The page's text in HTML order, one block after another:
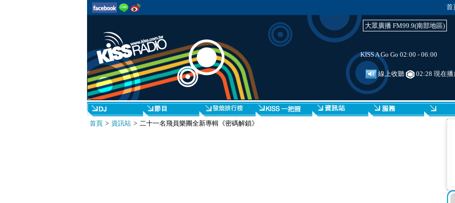
首
大眾廣播 FM99.9(南部地區)
KISS A Go Go 02:00 - 06:00
線上收聽 02:28 現在播
首頁> 資訊站> 二十一名飛員樂團全新專輯《密碼解鎖》